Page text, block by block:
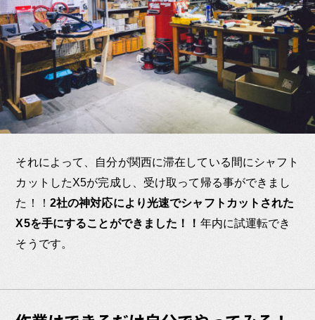
それによって、自分が関西に滞在している間にシャフト
カットしたX5が完成し、受け取って帰る事ができまし
た！！ 2社の神対応により光速でシャフトカットされた
X5を手にすることができました！！ 年内に試運転でき
そうです。